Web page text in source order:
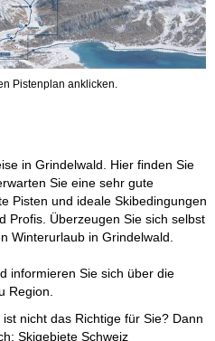
Pistenplan anklicken.
in Grindelwald. Hier finden Sie
Sie eine sehr gute
Pisten und ideale Skibedingungen
Profis. Überzeugen Sie sich selbst
Winterurlaub in Grindelwald.
informieren Sie sich über die
Region.
nicht das Richtige für Sie? Dann
Skigebiete Schweiz